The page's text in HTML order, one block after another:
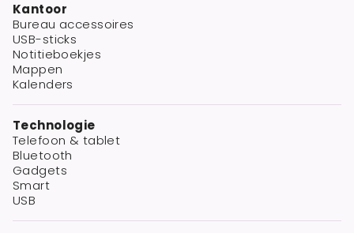
Kantoor
Bureau accessoires
USB-sticks
Notitieboekjes
Mappen
Kalenders
Technologie
Telefoon & tablet
Bluetooth
Gadgets
Smart
USB